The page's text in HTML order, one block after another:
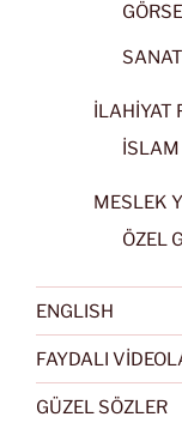
İLAHİYAT
İSLAM
MESLEK
ÖZEL
ENGLISH
FAYDALI
GÜZEL SÖZLER